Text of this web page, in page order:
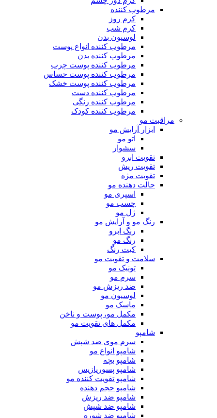
مرطوب کننده
کرم روز
کرم شب
لوسیون بدن
مرطوب کننده انواع پوست
مرطوب کننده بدن
مرطوب کننده پوست چرب
مرطوب کننده پوست حساس
مرطوب کننده پوست خشک
مرطوب کننده دست
مرطوب کننده رنگی
مرطوب کننده کودک
مراقبت مو
ابزار آرایش مو
اتو مو
سشوار
تقویت ابرو
تقویت ریش
تقویت مژه
حالت دهنده مو
اسپری مو
چسب مو
ژل مو
رنگ مو و آرایش مو
رنگ ابرو
رنگ مو
کیت رنگ
سلامت و تقویت مو
تونیک مو
سرم مو
ضد ریزش مو
لوسیون مو
ماسک مو
مکمل مو، پوست و ناخن
مکمل های تقویت مو
شامپو
سرم موی ضد شپش
شامپو انواع مو
شامپو بچه
شامپو پسوریازیس
شامپو تقویت کننده مو
شامپو حجم دهنده
شامپو ضد ریزش
شامپو ضد شپش
شامپو ضد شوره